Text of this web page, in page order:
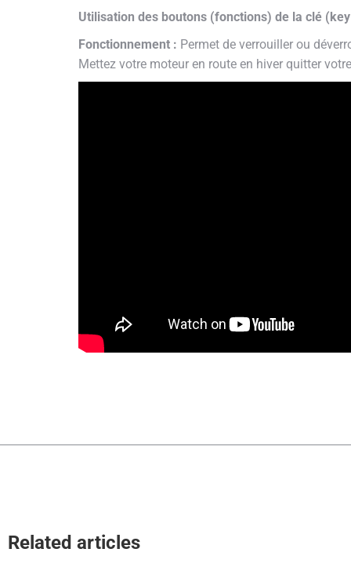
Utilisation des boutons (fonctions) de la clé
Fonctionnement : Permet de verrouiller ou
Mettez votre moteur en route en hiver quitter
Related articles